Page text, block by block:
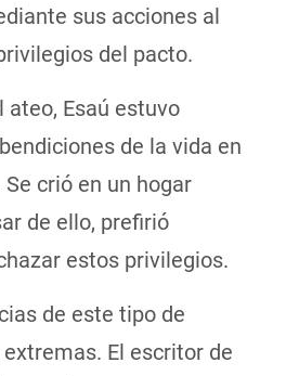
sus acciones al
del pacto.
Esaú estuvo
de la vida en
crió en un hogar
de ello, prefirió
estos privilegios.
de este tipo de
El escritor de